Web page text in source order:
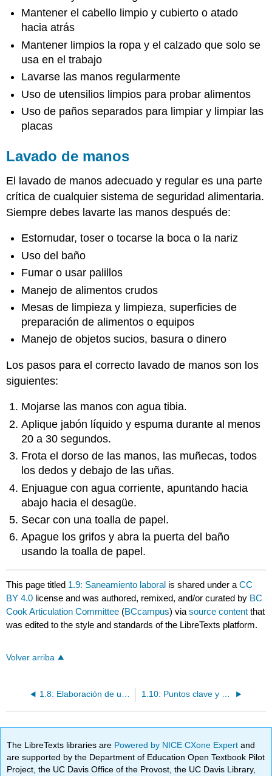
Mantener el cabello limpio y cubierto o atado
hacia atrás
Mantener limpios la ropa y el calzado que solo se
usa en el trabajo
Lavarse las manos regularmente
Uso de utensilios limpios para probar alimentos
Uso de paños separados para limpiar y limpiar las
placas
Lavado de manos
El lavado de manos adecuado y regular es una parte
crítica de cualquier sistema de seguridad alimentaria.
Siempre debes lavarte las manos después de:
Estornudar, toser o tocarse la boca o la nariz
Uso del baño
Fumar o usar palillos
Manejo de alimentos crudos
Mesas de limpieza y limpieza, superficies de
preparación de alimentos o equipos
Manejo de objetos sucios, basura o dinero
Los pasos para el correcto lavado de manos son los
siguientes:
Mojarse las manos con agua tibia.
Aplique jabón líquido y espuma durante al menos
20 a 30 segundos.
Frota el dorso de las manos, las muñecas, todos
los dedos y debajo de las uñas.
Enjuague con agua corriente, apuntando hacia
abajo hacia el desagüe.
Secar con una toalla de papel.
Apague los grifos y abra la puerta del baño
usando la toalla de papel.
This page titled 1.9: Saneamiento laboral is shared under aCC
BY 4.0 license and was authored, remixed, and/or curated by BC
Cook Articulation Committee (BCcampus) viasource content that
was edited to the style and standards of the LibreTexts platform.
Volver arriba
1.8: Elaboración de un Plan de Seguridad Alimentaria 1.10: Puntos clave y actividades
The LibreTexts libraries are Powered by NICE CXone Expertand
are supported by the Department of Education Open Textbook Pilot
Project, the UC Davis Office of the Provost, the UC Davis Library,